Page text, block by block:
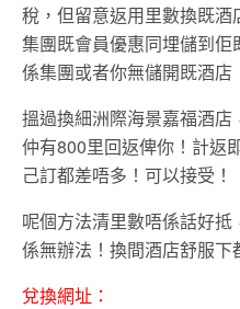
稅，但留意返用里數換既
集團既會員優惠同埋儲到
係集團或者你無儲開既酒店
搵過換細洲際海景嘉福酒
仲有800里回返俾你！計返
己訂都差唔多！可以接受！
呢個方法清里數唔係話好
係無辦法！換間酒店舒服下
兌換網址：